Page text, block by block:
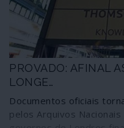
PROVADO: AFINAL
LONGE…
Documentos oficiais
pelos Arquivos